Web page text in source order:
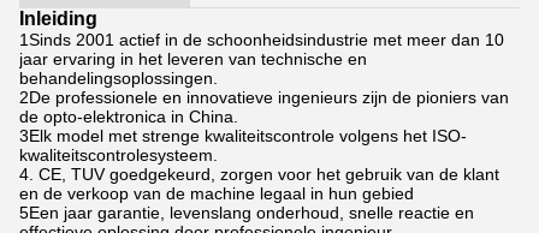
Inleiding
1Sinds 2001 actief in de schoonheidsindustrie met meer dan 10
jaar ervaring in het leveren van technische en
behandelingsoplossingen.
2De professionele en innovatieve ingenieurs zijn de pioniers van
de opto-elektronica in China.
3Elk model met strenge kwaliteitscontrole volgens het ISO-
kwaliteitscontrolesysteem.
4. CE, TUV goedgekeurd, zorgen voor het gebruik van de klant
en de verkoop van de machine legaal in hun gebied
5Een jaar garantie, levenslang onderhoud, snelle reactie en